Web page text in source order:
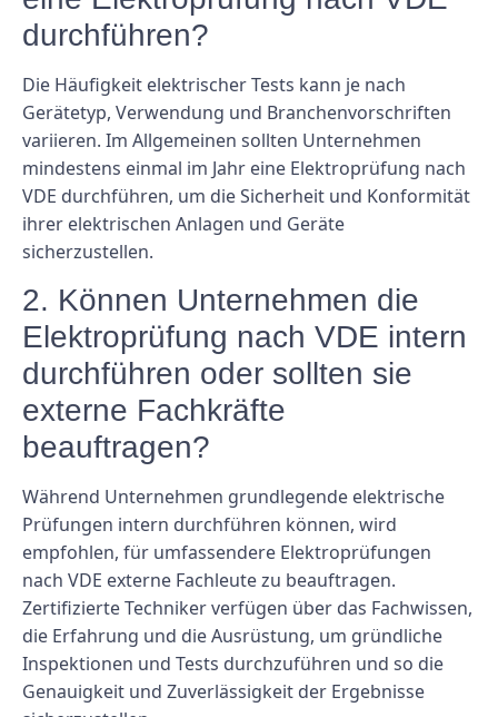
durchführen?
Die Häufigkeit elektrischer Tests kann je nach
Gerätetyp, Verwendung und Branchenvorschriften
variieren. Im Allgemeinen sollten Unternehmen
mindestens einmal im Jahr eine Elektroprüfung nach
VDE durchführen, um die Sicherheit und Konformität
ihrer elektrischen Anlagen und Geräte
sicherzustellen.
2. Können Unternehmen die
Elektroprüfung nach VDE intern
durchführen oder sollten sie
externe Fachkräfte
beauftragen?
Während Unternehmen grundlegende elektrische
Prüfungen intern durchführen können, wird
empfohlen, für umfassendere Elektroprüfungen
nach VDE externe Fachleute zu beauftragen.
Zertifizierte Techniker verfügen über das Fachwissen,
die Erfahrung und die Ausrüstung, um gründliche
Inspektionen und Tests durchzuführen und so die
Genauigkeit und Zuverlässigkeit der Ergebnisse